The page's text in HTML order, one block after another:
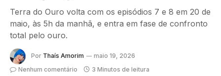
Terra do Ouro volta com os episódios 7 e 8 em 20 de
maio, às 5h da manhã, e entra em fase de confronto
total pelo ouro.
Por Thaís Amorim
maio 19, 2026
Nenhum comentário
3 Minutos de leitura